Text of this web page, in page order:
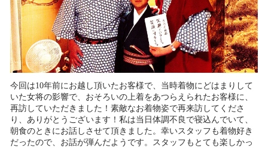
今回は10年前にお越し頂いたお客様で、当時着物にどはまりして
いた女将の影響で、おそろいの上着をあつらえられたお客様に、
再訪していただきました！素敵なお着物姿で再来訪してくださ
り、ありがとうございます！私は当日体調不良で寝込んでいて、
朝食のときにお話しさせて頂きました。幸いスタッフも着物好き
だったので、お話が弾んだようです。スタッフもとても楽しかっ